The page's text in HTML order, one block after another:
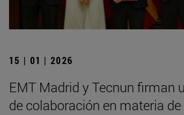
15 | 01 | 2026
EMT Madrid y Tecnun firman
de colaboración en materia